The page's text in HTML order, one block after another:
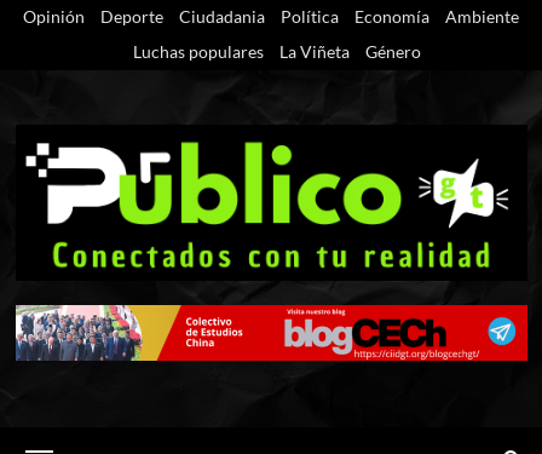
SaltarOpinión Deporte Ciudadania Política Economía
Ambiente
Luchas populares
La Viñeta Género